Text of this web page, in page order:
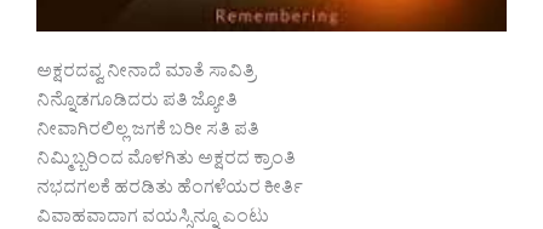
ಅಕ್ಷರದವ್ವ ನೀನಾದೆ ಮಾತೆ ಸಾವಿತ್ರಿ
ನಿನ್ನೊಡಗೂಡಿದರು ಪತಿ ಜ್ಯೋತಿ
ನೀವಾಗಿರಲಿಲ್ಲ ಜಗಕೆ ಬರೀ ಸತಿ ಪತಿ
ನಿಮ್ಮಿಬ್ಬರಿಂದ ಮೊಳಗಿತು ಅಕ್ಷರದ ಕ್ರಾಂತಿ
ನಭದಗಲಕೆ ಹರಡಿತು ಹೆಂಗಳೆಯರ ಕೀರ್ತಿ
ವಿವಾಹವಾದಾಗ ವಯಸ್ಸಿನ್ನೂ ಎಂಟು